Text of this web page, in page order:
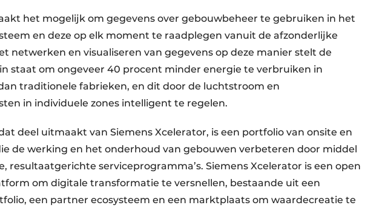
het mogelijk om gegevens over gebouwbeheer te gebruiken in het
en deze op elk moment te raadplegen vanuit de afzonderlijke
netwerken en visualiseren van gegevens op deze manier stelt de
staat om ongeveer 40 procent minder energie te verbruiken in
traditionele fabrieken, en dit door de luchtstroom en
in individuele zones intelligent te regelen.
deel uitmaakt van Siemens Xcelerator, is een portfolio van onsite en
de werking en het onderhoud van gebouwen verbeteren door middel
resultaatgerichte serviceprogramma’s. Siemens Xcelerator is een open
om digitale transformatie te versnellen, bestaande uit een
een partner ecosysteem en een marktplaats om waardecreatie te